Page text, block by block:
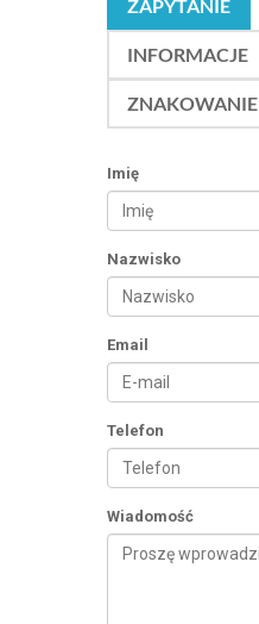
ZAPYTANIE
INFORMACJE
ZNAKOWANIE
Imię
Nazwisko
Email
Telefon
Wiadomość